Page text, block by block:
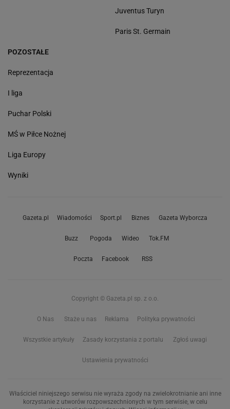
Juventus Turyn
Paris St. Germain
POZOSTAŁE
Reprezentacja
I liga
Puchar Polski
MŚ w Piłce Nożnej
Liga Europy
Wyniki
Gazeta.pl Wiadomości Sport.pl Biznes Gazeta Wyborcza
Buzz Pogoda Wideo Tok.FM
Poczta Facebook RSS
Copyright © Gazeta.pl sp. z o.o.
O Nas Staże u nas Reklama Polityka prywatności
Wszystkie artykuły Zasady korzystania z portalu Zgłoś uwagi
Ustawienia prywatności
Właściciel niniejszego serwisu nie wyraża zgody na zwielokrotnianie ani inne
korzystanie z utworów rozpowszechnionych w tym serwisie, w celu